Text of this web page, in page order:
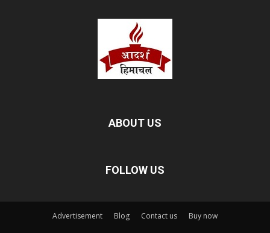
ABOUT US
FOLLOW US
Advertisement Blog Contact us
Buy now